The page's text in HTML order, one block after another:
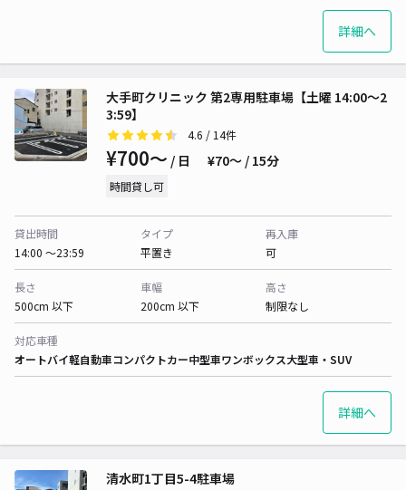
詳細へ
大手町クリニック 第2専用駐車場【土曜 14:00～2
3:59】
4.6 / 14件
¥700〜 / 日 ¥70〜 / 15分
時間貸し可
貸出時間
14:00 〜23:59
タイプ
平置き
再入庫
可
長さ
500cm 以下
車幅
200cm 以下
高さ
制限なし
対応車種
オートバイ軽自動車コンパクトカー中型車ワンボックス大型車・SUV
詳細へ
清水町1丁目5-4駐車場